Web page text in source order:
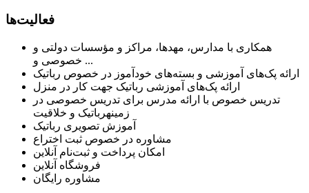
فعالیت‌ها
همکاری با مدارس، مهدها، مراکز و مؤسسات دولتی و
خصوصی و ...
ارائه پک‌های آموزشی و بسته‌های خودآموز در خصوص رباتیک
ارائه پک‌های آموزشی رباتیک جهت کار در منزل
تدریس خصوص با ارائه مدرس برای تدریس خصوصی در
زمینهرباتیک و خلاقیت
آموزش تصویری رباتیک
مشاوره در خصوص ثبت اختراع
امکان پرداخت و ثبت‌نام آنلاین
فروشگاه آنلاین
مشاوره رایگان